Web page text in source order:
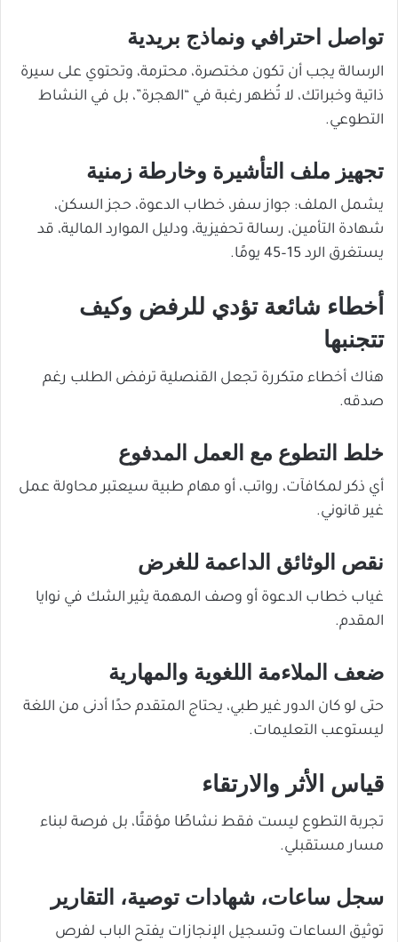
تواصل احترافي ونماذج بريدية
الرسالة يجب أن تكون مختصرة، محترمة، وتحتوي على سيرة
ذاتية وخبراتك، لا تُظهر رغبة في “الهجرة”، بل في النشاط
التطوعي.
تجهيز ملف التأشيرة وخارطة زمنية
يشمل الملف: جواز سفر، خطاب الدعوة، حجز السكن،
شهادة التأمين، رسالة تحفيزية، ودليل الموارد المالية، قد
يستغرق الرد 15–45 يومًا.
أخطاء شائعة تؤدي للرفض وكيف
تتجنبها
هناك أخطاء متكررة تجعل القنصلية ترفض الطلب رغم
صدقه.
خلط التطوع مع العمل المدفوع
أي ذكر لمكافآت، رواتب، أو مهام طبية سيعتبر محاولة عمل
غير قانوني.
نقص الوثائق الداعمة للغرض
غياب خطاب الدعوة أو وصف المهمة يثير الشك في نوايا
المقدم.
ضعف الملاءمة اللغوية والمهارية
حتى لو كان الدور غير طبي، يحتاج المتقدم حدًا أدنى من اللغة
ليستوعب التعليمات.
قياس الأثر والارتقاء
تجربة التطوع ليست فقط نشاطًا مؤقتًا، بل فرصة لبناء
مسار مستقبلي.
سجل ساعات، شهادات توصية، التقارير
توثيق الساعات وتسجيل الإنجازات يفتح الباب لفرص